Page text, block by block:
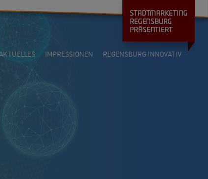
IMPRESSIONEN REGENSBURG INNOVATIV